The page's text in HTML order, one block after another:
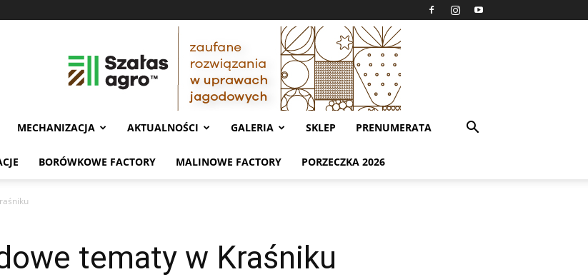
MECHANIZACJA AKTUALNOŚCI GALERIA SKLEP PRENUMERATA
BORÓWKOWE FACTORY MALINOWE FACTORY PORZECZKA 2026
tematy w Kraśniku